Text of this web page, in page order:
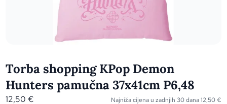
Torba shopping KPop Demon
Hunters pamučna 37x41cm P6,48
12,50€ Najniža cijena u zadnjih 30 dana12,50€